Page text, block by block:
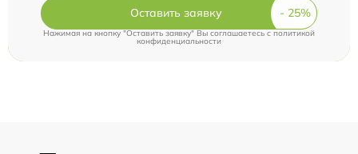
Оставить заявку
Нажимая на кнопку "Оставить заявку" Вы соглашаетесь c политикой
конфиденциальности